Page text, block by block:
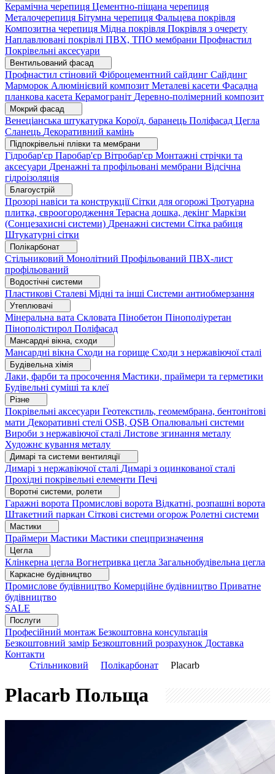
Керамічна черепиця Цементно-піщана черепиця
Металочерепиця Бітумна черепиця Фальцева покрівля
Композитна черепиця Мідна покрівля Покрівля з очерету
Наплавлювані покрівлі ПВХ, ТПО мембрани Профнастил
Покрівельні аксесуари
Вентильований фасад
Профнастил стіновий Фіброцементний сайдинг Сайдинг
Марморок Алюмінієвий композит Металеві касети Фасадна
планкова касета Керамограніт Деревно-полімерний композит
Мокрий фасад
Венеціанська штукатурка Короїд, баранець Поліфасад Цегла
Сланець Декоративний камінь
Підпокрівельні плівки та мембрани
Гідробар'єр Паробар'єр Вітробар'єр Монтажні стрічки та
аксесуари Дренажні та профільовані мембрани Відсічна
гідроізоляція
Благоустрій
Прозорі навіси та конструкціїСітки для огорожі Тротуарна
плитка, євроогородження Терасна дошка, декінг Маркізи
(Сонцезахисні системи) Дренажні системи Сітка рабиця
Штукатурні сітки
Полікарбонат
Стільниковий Монолітний Профільований ПВХ-лист
профільований
Водостічні системи
Пластикові Сталеві Мідні та інші Системи антиобмерзання
Утеплювачі
Мінеральна вата Скловата Пінобетон Пінополіуретан
Пінополістирол Поліфасад
Мансардні вікна, сходи
Мансардні вікна Сходи на горище Сходи з нержавіючої сталі
Будівельна хімія
Лаки, фарби та просочення Мастики, праймери та герметики
Будівельні суміші та клеї
Різне
Покрівельні аксесуари Геотекстиль, геомембрана, бентонітові
мати Декоративні стелі OSB, QSB Опалювальні системи
Вироби з нержавіючої сталі Листове згинання металу
Художнє кування металу
Димарі та системи вентиляції
Димарі з нержавіючої сталі Димарі з оцинкованої сталі
Прохідні покрівельні елементи Печі
Воротні системи, ролети
Гаражні ворота Промислові ворота Відкатні, розпашні ворота
Штакетний паркан Сіткові системи огорож Ролетні системи
Мастики
Праймери Мастики Мастики спецпризначення
Цегла
Клінкерна цегла Вогнетривка цегла Загальнобудівельна цегла
Каркасне будівництво
Промислове будівництво Комерційне будівництво Приватне
будівництво
SALE
Послуги
Професійний монтаж Безкоштовна консультація
Безкоштовний замір Безкоштовний розрахунок Доставка
Контакти
Стільниковий
Полікарбонат Placarb
Placarb Польща